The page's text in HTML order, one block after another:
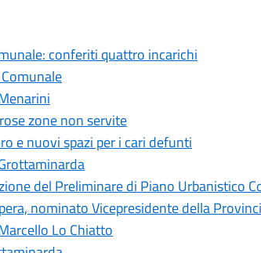
conferiti quattro incarichi
zone non servite
e nuovi spazi per i cari defunti
del Preliminare di Piano Urbanistico
nominato Vicepresidente della
Lo Chiatto